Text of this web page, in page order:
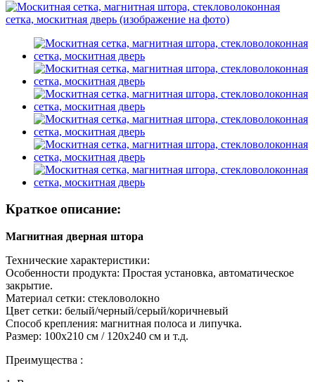
Краткое описание:
Магнитная дверная штора
Технические характеристики:
Особенности продукта: Простая установка, автоматическое
закрытие.
Материал сетки: стекловолокно
Цвет сетки: белый/черный/серый/коричневый
Способ крепления: магнитная полоса и липучка.
Размер: 100x210 см / 120x240 см и т.д.
Преимущества :